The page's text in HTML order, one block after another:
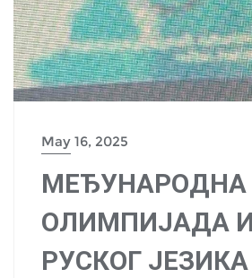
May 16, 2025
МЕЂУНАРОДНА
ОЛИМПИЈАДА
РУСКОГ ЈЕЗИКА